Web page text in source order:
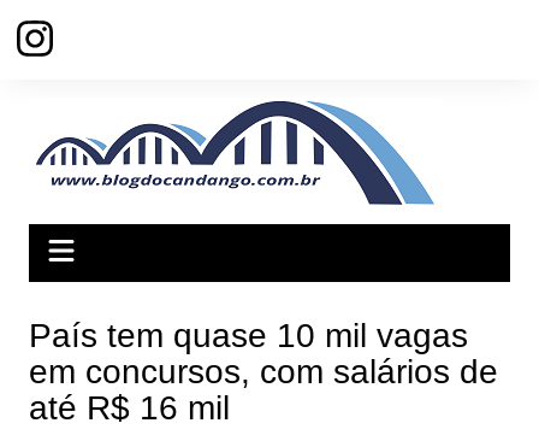
para
País tem quase 10 mil vagas
em concursos, com salários de
até R$ 16 mil